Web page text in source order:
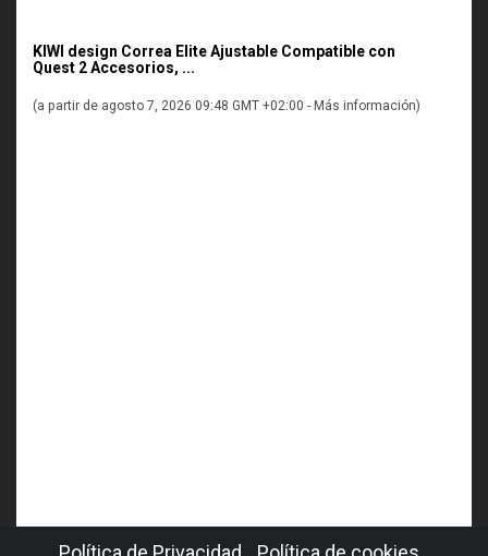
KIWI design Correa Elite Ajustable Compatible con
Quest 2 Accesorios, ...
(a partir de agosto 7, 2026 09:48 GMT +02:00 - Más información)